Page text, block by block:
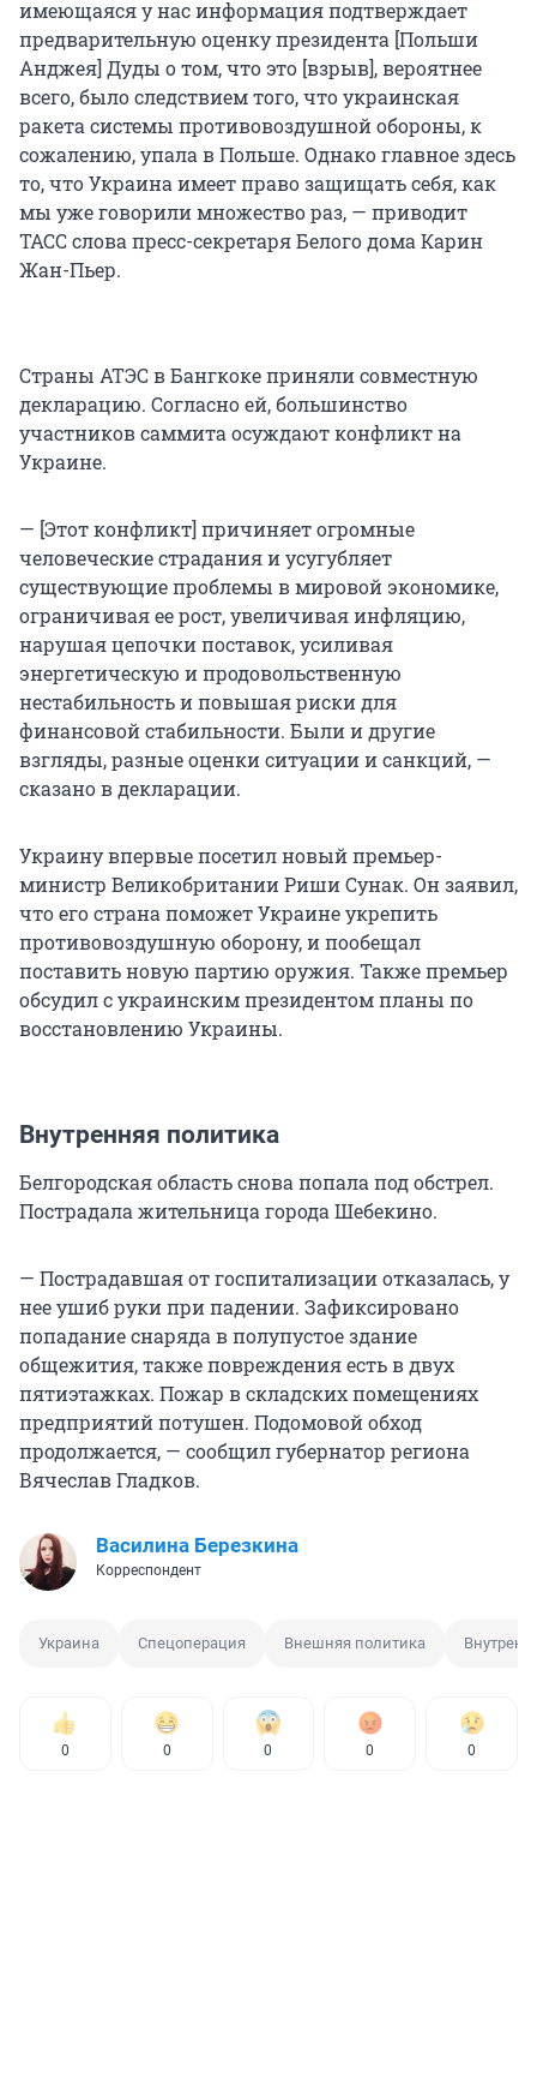
имеющаяся у нас информация подтверждает
предварительную оценку президента [Польши
Анджея] Дуды о том, что это [взрыв], вероятнее
всего, было следствием того, что украинская
ракета системы противовоздушной обороны, к
сожалению, упала в Польше. Однако главное здесь
то, что Украина имеет право защищать себя, как
мы уже говорили множество раз, — приводит
ТАСС слова пресс-секретаря Белого дома Карин
Жан-Пьер.
Страны АТЭС в Бангкоке приняли совместную
декларацию. Согласно ей, большинство
участников саммита осуждают конфликт на
Украине.
— [Этот конфликт] причиняет огромные
человеческие страдания и усугубляет
существующие проблемы в мировой экономике,
ограничивая ее рост, увеличивая инфляцию,
нарушая цепочки поставок, усиливая
энергетическую и продовольственную
нестабильность и повышая риски для
финансовой стабильности. Были и другие
взгляды, разные оценки ситуации и санкций, —
сказано в декларации.
Украину впервые посетил новый премьер-
министр Великобритании Риши Сунак. Он заявил,
что его страна поможет Украине укрепить
противовоздушную оборону, и пообещал
поставить новую партию оружия. Также премьер
обсудил с украинским президентом планы по
восстановлению Украины.
Внутренняя политика
Белгородская область снова попала под обстрел.
Пострадала жительница города Шебекино.
— Пострадавшая от госпитализации отказалась, у
нее ушиб руки при падении. Зафиксировано
попадание снаряда в полупустое здание
общежития, также повреждения есть в двух
пятиэтажках. Пожар в складских помещениях
предприятий потушен. Подомовой обход
продолжается, — сообщил губернатор региона
Вячеслав Гладков.
Василина Березкина
Корреспондент
Украина Спецоперация Внешняя политика
0 0 0 0 0